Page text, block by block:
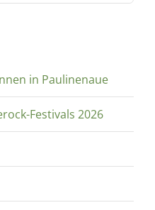
in Paulinenaue
Festivals 2026